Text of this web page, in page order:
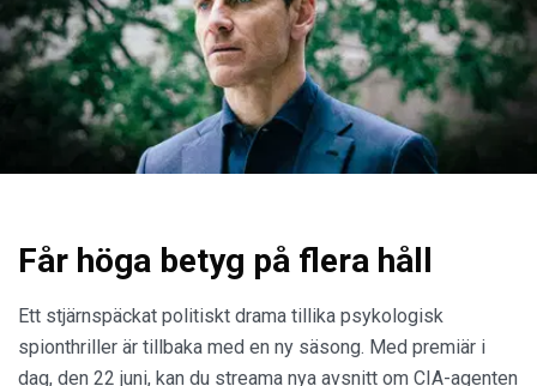
Får höga betyg på flera håll
Ett stjärnspäckat politiskt drama tillika psykologisk
spionthriller är tillbaka med en ny säsong. Med premiär i
dag, den 22 juni, kan du streama nya avsnitt om CIA-agenten